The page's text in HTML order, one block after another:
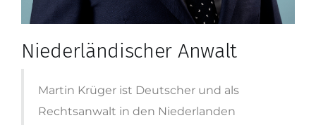
Niederländischer Anwalt
Martin Krüger ist Deutscher und als
Rechtsanwalt in den Niederlanden